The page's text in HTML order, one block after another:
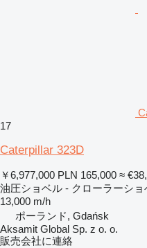
17
Caterpillar 323D
￥6,977,000 PLN 165,000 ≈
油圧ショベル - クローラーショ
13,000 m/h
ポーランド, Gdańsk
Aksamit Global Sp. z o. o.
販売会社に連絡